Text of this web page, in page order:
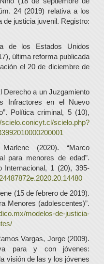
24 (2019) relativa a los
justicia juvenil. Registro:
de los Estados Unidos
última reforma publicada
el 20 de diciembre de
Derecho a un Juzgamiento
Infractores en el Nuevo
Política criminal, 5 (10),
scielo.conicyt.cl/scielo.php?
(2020). “Marco
para menores de edad”.
Internacional, 1 (20), 395-
(15 de febrero de 2019).
Menores (adolescentes)”.
modelos-de-justicia-
Vargas, Jorge (2009).
para y con jóvenes:
visión de las y los jóvenes